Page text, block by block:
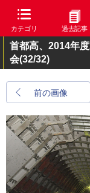
カテゴリ 過去記事
首都高、2014年
会(32/32)
前の画像